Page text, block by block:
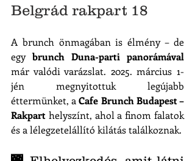
Belgrád rakpart 18
A brunch önmagában is élmény – de
egy brunch Duna-parti panorámával
már valódi varázslat. 2025. március 1-
jén megnyitottuk legújabb
éttermünket, a Cafe Brunch Budapest –
Rakpart helyszínt, ahol a finom falatok
és a lélegzetelállító kilátás találkoznak.